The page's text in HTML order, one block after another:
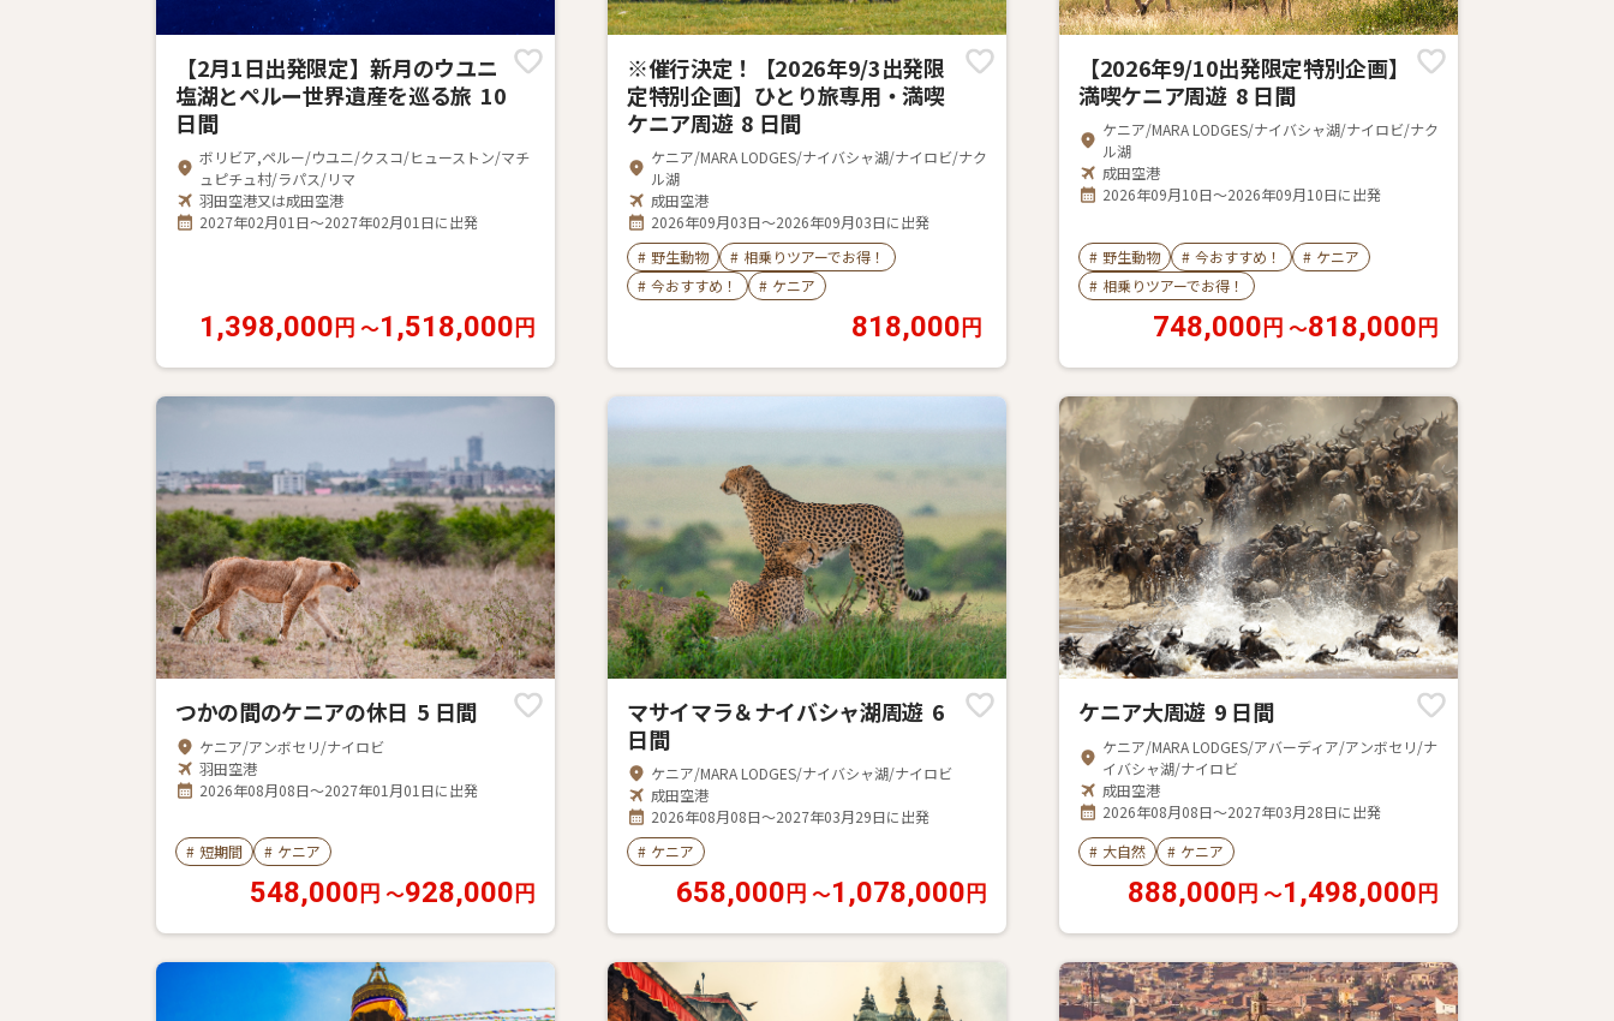
【2月1日出発限定】新月のウユニ
塩湖とペルー世界遺産を巡る旅 10
日間
ボリビア,ペルー/ウユニ/クスコ/ヒューストン/マチ
ュピチュ村/ラパス/リマ
羽田空港又は成田空港
2027年02月01日～2027年02月01日に出発
1,398,000 円 〜1,518,000 円
※催行決定！【2026年9/3出発限
定特別企画】ひとり旅専用・満喫
ケニア周遊 8 日間
ケニア/MARA LODGES/ナイバシャ湖/ナイロビ/ナク
ル湖
成田空港
2026年09月03日～2026年09月03日に出発
# 野生動物 # 相乗りツアーでお得！
# 今おすすめ！ # ケニア
818,000 円
【2026年9/10出発限定特別企画】
満喫ケニア周遊 8 日間
ケニア/MARA LODGES/ナイバシャ湖/ナイロビ/ナク
ル湖
成田空港
2026年09月10日～2026年09月10日に出発
# 野生動物 # 今おすすめ！ # ケニア
# 相乗りツアーでお得！
748,000 円 〜818,000 円
つかの間のケニアの休日 5 日間
ケニア/アンボセリ/ナイロビ
羽田空港
2026年08月08日～2027年01月01日に出発
# 短期間 # ケニア
548,000 円 〜928,000 円
マサイマラ＆ナイバシャ湖周遊 6
日間
ケニア/MARA LODGES/ナイバシャ湖/ナイロビ
成田空港
2026年08月08日～2027年03月29日に出発
# ケニア
658,000 円 〜1,078,000 円
ケニア大周遊 9 日間
ケニア/MARA LODGES/アバーディア/アンボセリ/ナ
イバシャ湖/ナイロビ
成田空港
2026年08月08日～2027年03月28日に出発
# 大自然 # ケニア
888,000 円 〜1,498,000 円